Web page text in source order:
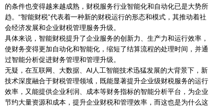
的条件也变得越来越成熟，财税服务行业智能化和自动化已是大势所
趋。“智能财税”代表着一种新的财税运行的形态和模式，其推动着社
会经济发展和企业财税管理服务升级。
具体来说，智能财税提升了企业服务的创新力、生产力和运行效率，
使财务变得更加自动化和智能化，缩短了结算流程的处理时间，并通
过智能分析促进财务管理和管理升级。
无疑，在互联网、大数据、AI人工智能技术迅猛发展的大背景下，新
技术深度融合于财税管理领域，既能显著提升企业级财税服务的运行
效率，又能提供企业利润、成本等财务指标的智能分析平台，为企业
节约大量资源和成本，提升企业财税和管理效率，而这也是为什么这